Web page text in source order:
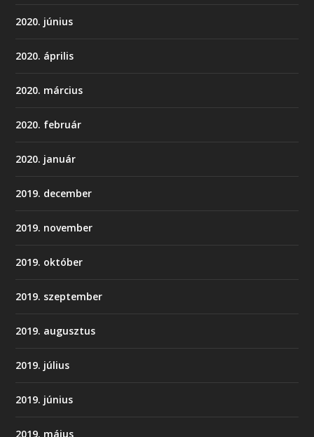
2020. június
2020. április
2020. március
2020. február
2020. január
2019. december
2019. november
2019. október
2019. szeptember
2019. augusztus
2019. július
2019. június
2019. május